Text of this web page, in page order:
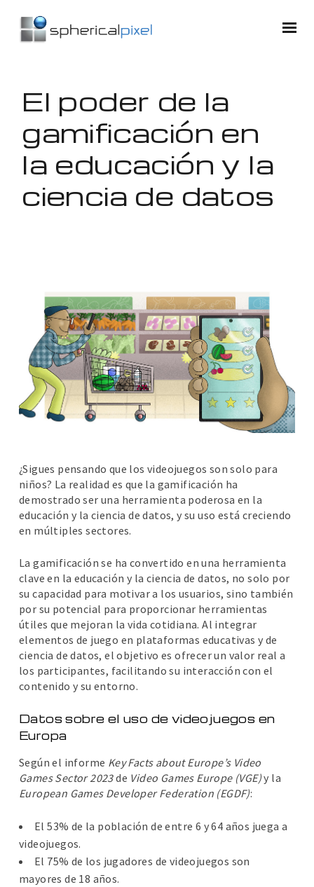
El poder de la
gamificación en
la educación y la
ciencia de datos
¿Sigues pensando que los videojuegos son solo para
niños? La realidad es que la gamificación ha
demostrado ser una herramienta poderosa en la
educación y la ciencia de datos, y su uso está creciendo
en múltiples sectores.
La gamificación se ha convertido en una herramienta
clave en la educación y la ciencia de datos, no solo por
su capacidad para motivar a los usuarios, sino también
por su potencial para proporcionar herramientas
útiles que mejoran la vida cotidiana. Al integrar
elementos de juego en plataformas educativas y de
ciencia de datos, el objetivo es ofrecer un valor real a
los participantes, facilitando su interacción con el
contenido y su entorno.
Datos sobre el uso de videojuegos en
Europa
Según el informe Key Facts about Europe’s Video
Games Sector 2023de Video Games Europe (VGE)y la
European Games Developer Federation (EGDF):
El 53% de la población de entre 6 y 64 años juega a
videojuegos.
El 75% de los jugadores de videojuegos son
mayores de 18 años.